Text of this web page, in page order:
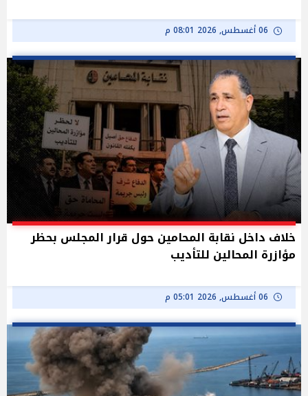
06 أغسطس, 2026 08:01 م
خلاف داخل نقابة المحامين حول قرار المجلس بحظر
مؤازرة المحالين للتأديب
06 أغسطس, 2026 05:01 م